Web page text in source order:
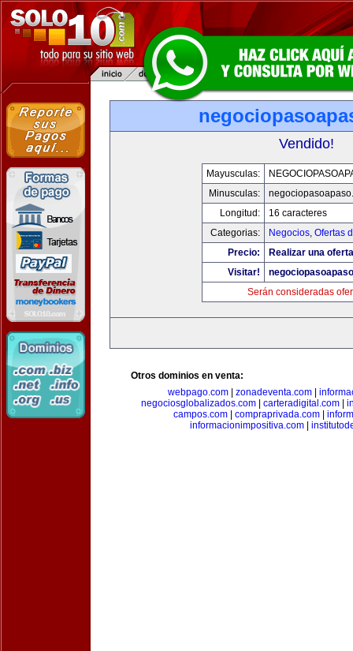
Vendido!
Mayusculas:
Minusculas:
Longitud:
16 caracteres
Categorias:
Negocios, Ofertas
Precio:
Realizar una
Visitar!
Serán consideradas
Otros dominios en venta:
webpago.com
zonadeventa.com
negociosglobalizados.com
carteradigital.com
campos.com
compraprivada.com
informacionimpositiva.com